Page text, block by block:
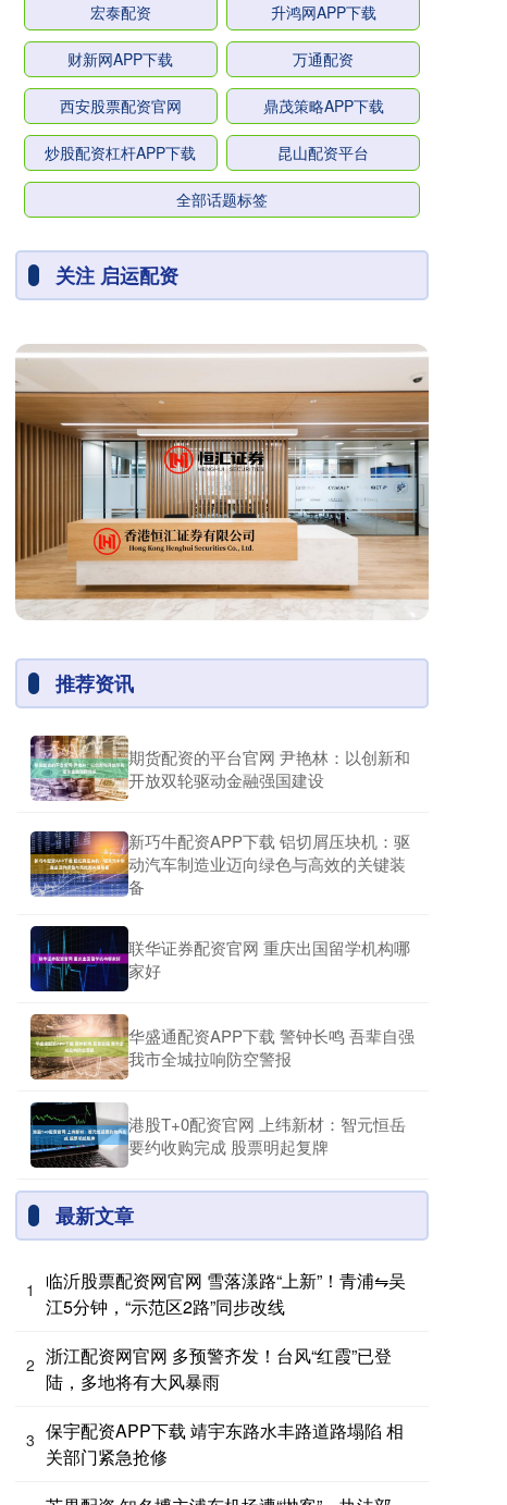
宏泰配资 升鸿网APP下载
财新网APP下载 万通配资
西安股票配资官网 鼎茂策略APP下载
炒股配资杠杆APP下载 昆山配资平台
全部话题标签
关注 启运配资
推荐资讯
期货配资的平台官网 尹艳林：以创新和
开放双轮驱动金融强国建设
新巧牛配资APP下载 铝切屑压块机：驱
动汽车制造业迈向绿色与高效的关键装
备
联华证券配资官网 重庆出国留学机构哪
家好
华盛通配资APP下载 警钟长鸣 吾辈自强
我市全城拉响防空警报
港股T+0配资官网 上纬新材：智元恒岳
要约收购完成 股票明起复牌
最新文章
1
临沂股票配资网官网 雪落漾路“上新”！青浦⇋吴
江5分钟，“示范区2路”同步改线
2 浙江配资网官网 多预警齐发！台风“红霞”已登
陆，多地将有大风暴雨
3 保宇配资APP下载 靖宇东路水丰路道路塌陷 相
关部门紧急抢修